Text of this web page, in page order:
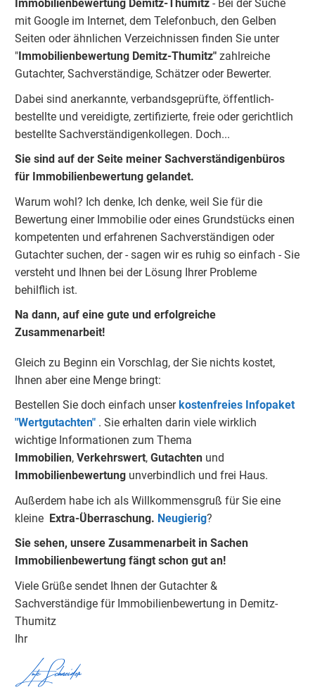
Immobilienbewertung Demitz-Thumitz - Bei der Suche
mit Google im Internet, dem Telefonbuch, den Gelben
Seiten oder ähnlichen Verzeichnissen finden Sie unter
" Immobilienbewertung Demitz-Thumitz" zahlreiche
Gutachter, Sachverständige, Schätzer oder Bewerter.
Dabei sind anerkannte, verbandsgeprüfte, öffentlich-
bestellte und vereidigte, zertifizierte, freie oder gerichtlich
bestellte Sachverständigenkollegen. Doch...
Sie sind auf der Seite meiner Sachverständigenbüros
für Immobilienbewertung gelandet.
Warum wohl? Ich denke, Ich denke, weil Sie für die
Bewertung einer Immobilie oder eines Grundstücks einen
kompetenten und erfahrenen Sachverständigen oder
Gutachter suchen, der - sagen wir es ruhig so einfach - Sie
versteht und Ihnen bei der Lösung Ihrer Probleme
behilflich ist.
Na dann, auf eine gute und erfolgreiche
Zusammenarbeit!
Gleich zu Beginn ein Vorschlag, der Sie nichts kostet,
Ihnen aber eine Menge bringt:
Bestellen Sie doch einfach unser kostenfreies Infopaket
"Wertgutachten" . Sie erhalten darin viele wirklich
wichtige Informationen zum Thema
Immobilien, Verkehrswert, Gutachten und
Immobilienbewertung unverbindlich und frei Haus.
Außerdem habe ich als Willkommensgruß für Sie eine
kleine Extra-Überraschung. Neugierig?
Sie sehen, unsere Zusammenarbeit in Sachen
Immobilienbewertung fängt schon gut an!
Viele Grüße sendet Ihnen der Gutachter &
Sachverständige für Immobilienbewertung in Demitz-
Thumitz
Ihr
Lutz Schneider